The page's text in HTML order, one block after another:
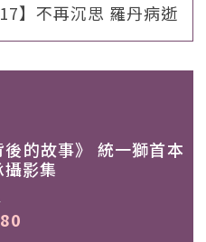
】不再沉思 羅丹病逝
後的故事》 統一獅首本
影集